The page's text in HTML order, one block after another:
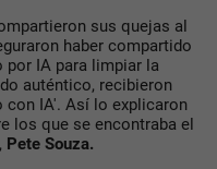
sus quejas al
haber compartido
IA para limpiar la
auténtico, recibieron
IA'. Así lo explicaron
los que se encontraba el
Pete Souza.